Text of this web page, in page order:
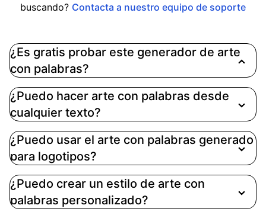
buscando? Contacta a nuestro equipo de soporte
¿Es gratis probar este generador de arte
con palabras?
palabras online. La generación de imágenes
puede usar créditos de cuenta dependiendo de tu
¿Puedo hacer arte con palabras desde
cualquier texto?
¿Puedo usar el arte con palabras generado
para logotipos?
¿Puedo crear un estilo de arte con
palabras personalizado?